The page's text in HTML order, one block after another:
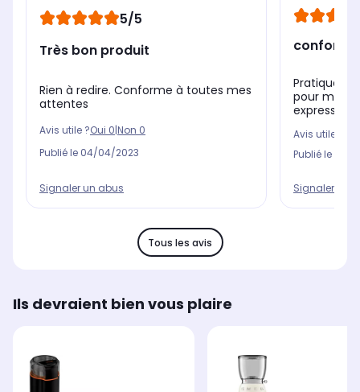
5/5
Très bon produit
Rien à redire. Conforme à toutes mes
attentes
Avis utile ?Oui 0|Non 0
Publié le 04/04/2023
Signaler un abus
Pratique ,
pour ma
expresso.
Avis utile ?
Publié le
Signaler un
Tous les avis
Ils devraient bien vous plaire